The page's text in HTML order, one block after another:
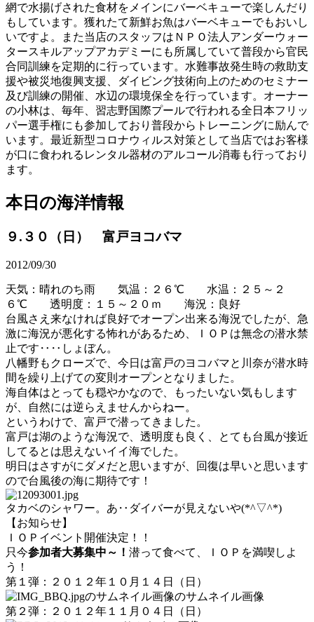
網で水揚げされた食材をメインにバーベキューで楽しんだり
もしています。獲れたて新鮮お魚はバーベキューでもおいし
いですよ。また当店のスタッフはＮＰＯ法人アンダーウォー
タースキルアップアカデミーにも所属していて普段から官民
合同訓練を定期的に行っています。水難事故発生時の救助支
援や被災地復興支援、ダイビング技術向上のためのセミナー
及び訓練の開催、水辺の環境保全を行っています。オーナー
の小林は、毎年、習志野国際プールで行われる全日本フリッ
パー選手権にも参加しており普段からトレーニングに励んで
います。最近新型コロナウィルス対策として当店ではお客様
が口に食われるレンタル器材のアルコール消毒も行っており
ます。
本日の海洋情報
９.３０（日） 富戸ヨコバマ
2012/09/30
天気：晴れのち雨 気温：２６℃ 水温：２５～２
６℃ 透明度：１５～２０ｍ 海況：良好
台風さえ来なければ良好でオープン出来る海況でしたが、急
激に海況が悪化する怖れがあるため、ＩＯＰは無念の潜水禁
止です‥‥しょぼん。
八幡野もクローズで、今日は富戸のヨコバマと川奈が潜水時
間を繰り上げての変則オープンとなりました。
海自体はとっても穏やかなので、もったいない気もします
が、自然には逆らえませんからねー。
というわけで、富戸で潜ってきました。
富戸は湖のような海況で、透明度も良く、とても台風が接近
してるとは思えないイイ海でした。
明日はさすがにダメだと思いますが、回復は早いと思います
ので台風後の海に期待です！
タカベのシャワー。あ‥ダイバーが見えないや(*^▽^*)
【お知らせ】
ＩＯＰイベント開催決定！！
只今参加者大募集中～！ 潜って食べて、ＩＯＰを満喫しよ
う！
第１弾：２０１２年１０月１４日（日）
第２弾：２０１２年１１月０４日（日）